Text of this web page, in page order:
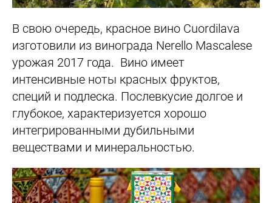
В свою очередь, красное вино Cuordilava
изготовили из винограда Nerello Mascalese
урожая 2017 года. Вино имеет
интенсивные ноты красных фруктов,
специй и подлеска. Послевкусие долгое и
глубокое, характеризуется хорошо
интегрированными дубильными
веществами и минеральностью.